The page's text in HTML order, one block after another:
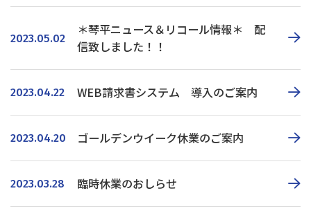
2023.05.02
＊琴平ニュース＆リコール情報＊ 配
信致しました！！
2023.04.22 WEB請求書システム 導入のご案内
2023.04.20 ゴールデンウイーク休業のご案内
2023.03.28 臨時休業のおしらせ